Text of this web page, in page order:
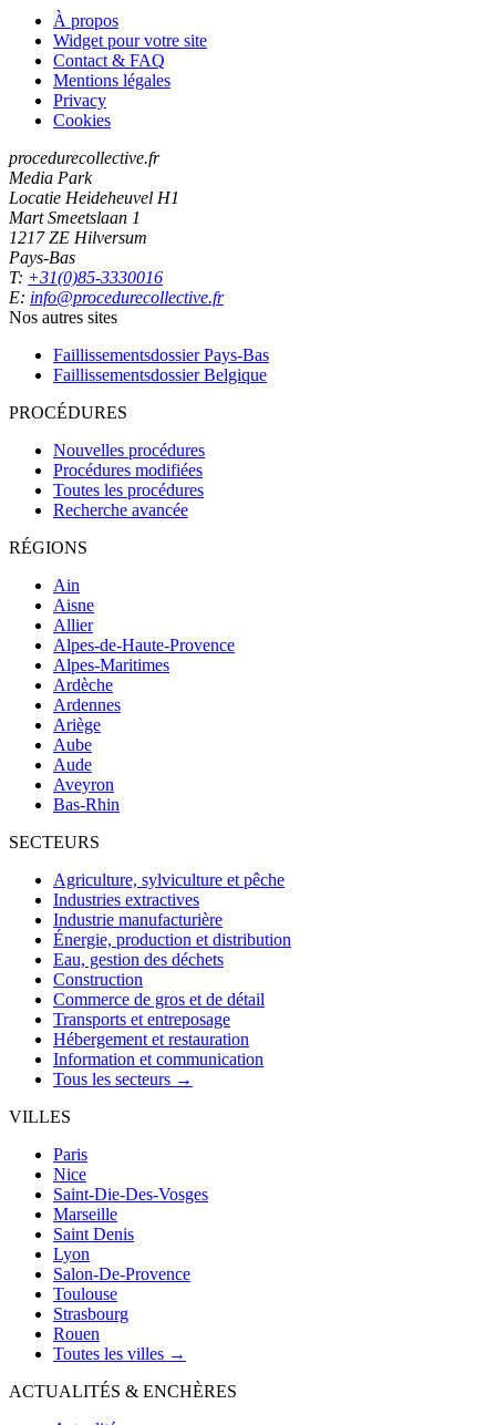
À propos
Widget pour votre site
Contact & FAQ
Mentions légales
Privacy
Cookies
procedurecollective.fr
Media Park
Locatie Heideheuvel H1
Mart Smeetslaan 1
1217 ZE Hilversum
Pays-Bas
T: +31(0)85-3330016
E: info@procedurecollective.fr
Nos autres sites
Faillissementsdossier Pays-Bas
Faillissementsdossier Belgique
PROCÉDURES
Nouvelles procédures
Procédures modifiées
Toutes les procédures
Recherche avancée
RÉGIONS
Ain
Aisne
Allier
Alpes-de-Haute-Provence
Alpes-Maritimes
Ardèche
Ardennes
Ariège
Aube
Aude
Aveyron
Bas-Rhin
SECTEURS
Agriculture, sylviculture et pêche
Industries extractives
Industrie manufacturière
Énergie, production et distribution
Eau, gestion des déchets
Construction
Commerce de gros et de détail
Transports et entreposage
Hébergement et restauration
Information et communication
Tous les secteurs →
VILLES
Paris
Nice
Saint-Die-Des-Vosges
Marseille
Saint Denis
Lyon
Salon-De-Provence
Toulouse
Strasbourg
Rouen
Toutes les villes →
ACTUALITÉS & ENCHÈRES